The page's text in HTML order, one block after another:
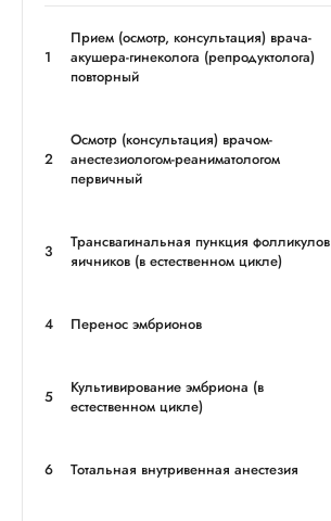
1
Прием (осмотр, консультация) врача-
акушера-гинеколога (репродуктолога)
повторный
2
Осмотр (консультация) врачом-
анестезиологом-реаниматологом
первичный
3
Трансвагинальная пункция фолликулов
яичников (в естественном цикле)
4 Перенос эмбрионов
5
Культивирование эмбриона (в
естественном цикле)
6 Тотальная внутривенная анестезия